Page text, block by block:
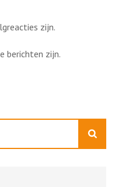
zijn.
berichten zijn.